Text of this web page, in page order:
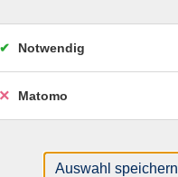
Notwendig
Matomo
Auswahl speichern